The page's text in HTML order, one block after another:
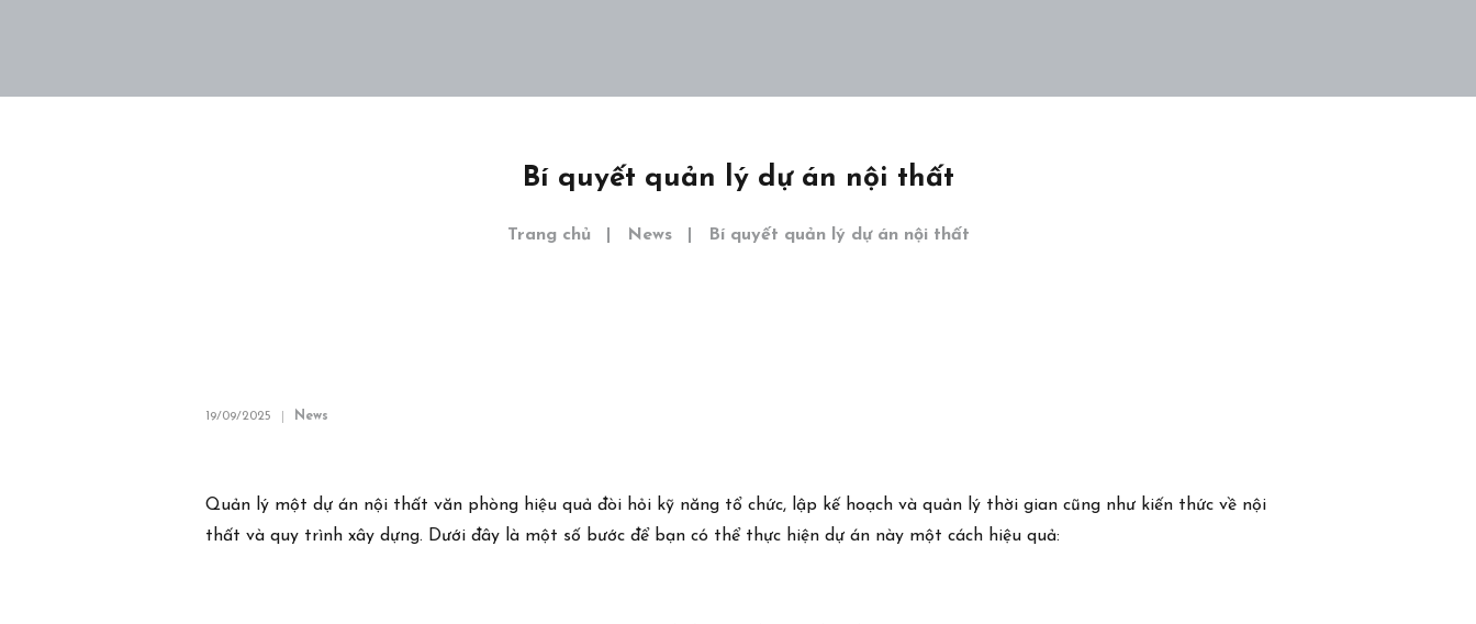
Bí quyết quản lý dự án nội thất
Trang chủ News Bí quyết quản lý dự án nội thất
19/09/2025 News
Quản lý một dự án nội thất văn phòng hiệu quả đòi hỏi kỹ năng tổ chức, lập kế hoạch và quản lý thời gian cũng như kiến thức về nội
thất và quy trình xây dựng. Dưới đây là một số bước để bạn có thể thực hiện dự án này một cách hiệu quả: